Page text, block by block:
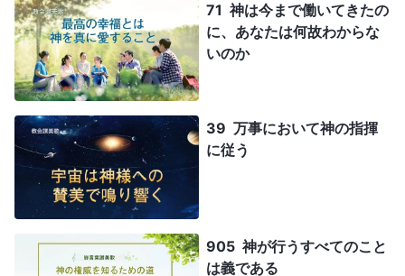
71 神は今まで働いてきたの
に、あなたは何故わからな
いのか
39 万事において神の指揮
に従う
905 神が行うすべてのこと
は義である